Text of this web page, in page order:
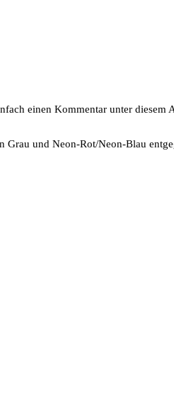
einen Kommentar unter diesem
Grau und Neon-Rot/Neon-Blau